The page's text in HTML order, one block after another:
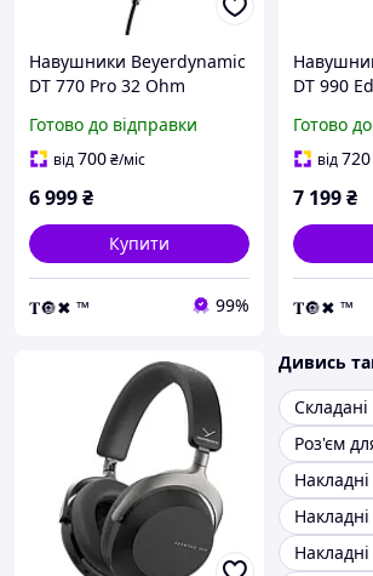
Навушники Beyerdynamic
DT 770 Pro 32 Ohm
Готово до відправки
від700₴/міс
6 999₴
Купити
𝐓🔘✖ ™ 99%
DT 990
Готово
від720
7 199₴
𝐓🔘✖ ™
Дивись
Роз'єм